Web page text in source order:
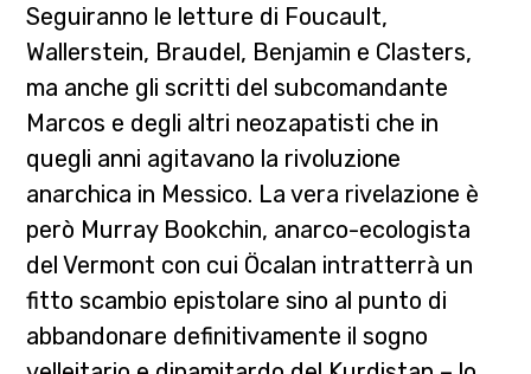
Seguiranno le letture di Foucault,
Wallerstein, Braudel, Benjamin e Clasters,
ma anche gli scritti del subcomandante
Marcos e degli altri neozapatisti che in
quegli anni agitavano la rivoluzione
anarchica in Messico. La vera rivelazione è
però Murray Bookchin, anarco-ecologista
del Vermont con cui Öcalan intratterrà un
fitto scambio epistolare sino al punto di
abbandonare definitivamente il sogno